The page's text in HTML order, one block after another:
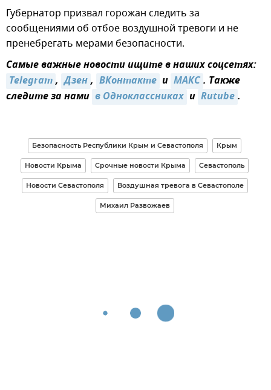
Губернатор призвал горожан следить за
сообщениями об отбое воздушной тревоги и не
пренебрегать мерами безопасности.
Самые важные новости ищите в наших соцсетях:
Telegram, Дзен, ВКонтакте и МАКС. Также
следите за нами в Одноклассниках и Rutube.
Безопасность Республики Крым и Севастополя Крым
Новости Крыма Срочные новости Крыма Севастополь
Новости Севастополя Воздушная тревога в Севастополе
Михаил Развожаев